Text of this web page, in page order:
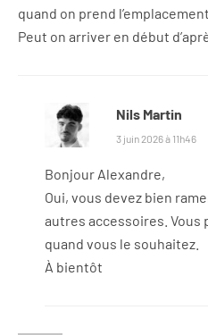
quand on prend
Peut on arriver en début
Nils Martin
3 juin 2026 à 11h46
Bonjour Alexandre,
Oui, vous devez bien
autres accessoires. Vous
quand vous le souhaitez.
À bientôt